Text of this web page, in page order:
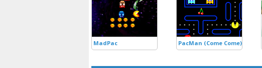
MadPac PacMan (Come Come)